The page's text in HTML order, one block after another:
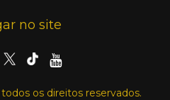
no site
os direitos reservados.